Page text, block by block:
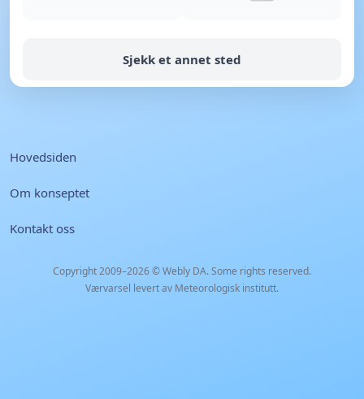
Sjekk et annet sted
Hovedsiden
Om konseptet
Kontakt oss
Copyright 2009–2026 ©Webly DA. Some rights reserved.
Værvarsel levert av Meteorologisk institutt.